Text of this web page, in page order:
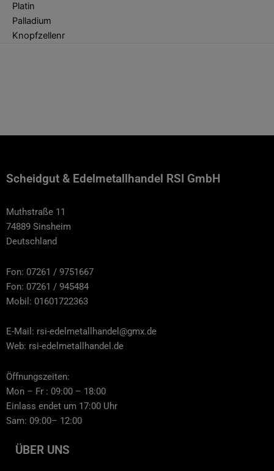
Platin
Palladium
Knopfzellenr
Scheidgut & Edelmetallhandel RSI GmbH
Muthstraße 11
74889 Sinsheim
Deutschland
Fon: 07261 / 9751667
Fon: 07261 / 945484
Mobil: 01601722363
E-Mail: rsi-edelmetallhandel@gmx.de
Web: rsi-edelmetallhandel.de
Öffnungszeiten:
Mon – Fr : 09:00 – 18:00
Einlass endet um 17:00 Uhr
Sam: 09:00– 12:00
ÜBER UNS